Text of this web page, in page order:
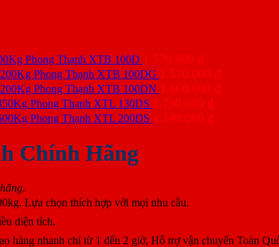
Phong Thạnh XTB 100D 1.570.000 ₫
Phong Thạnh XTB 100DG 1.570.000 ₫
Phong Thạnh XTB 100DN 1.660.000 ₫
Phong Thạnh XTL 130DS 2.790.000 ₫
Phong Thạnh XTL 200DS 4.140.000 ₫
Chính Hãng
Lựa chọn thích hợp với mọi nhu cầu.
diện tích.
hàng nhanh chỉ từ 1 đến 2 giờ, Hỗ trợ vận chuyển Toàn